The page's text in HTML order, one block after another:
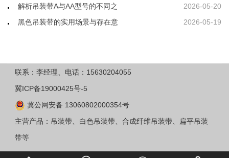
2026-05-20
解析吊装带A与AA型号的不同之
2026-05-19
黑色吊装带的实用场景与存在意
联系：李经理、电话：15630204055
冀ICP备19000425号-5
冀公网安备 13060802000354号
主营产品：吊装带、白色吊装带、合成纤维吊装带、扁平吊装
带等